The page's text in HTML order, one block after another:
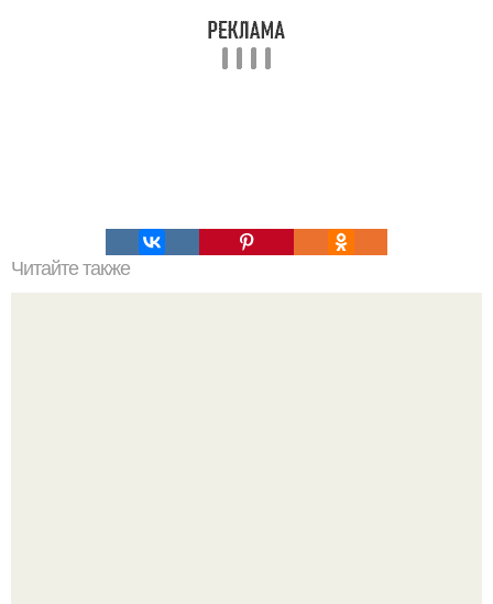
Читайте также